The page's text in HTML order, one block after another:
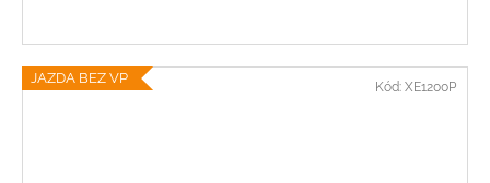
JAZDA BEZ VP
Kód: XE1200P